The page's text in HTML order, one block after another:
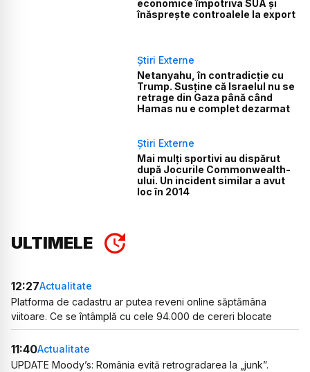
economice împotriva SUA și
înăsprește controalele la export
Știri Externe
Netanyahu, în contradicție cu
Trump. Susține că Israelul nu se
retrage din Gaza până când
Hamas nu e complet dezarmat
Știri Externe
Mai mulți sportivi au dispărut
după Jocurile Commonwealth-
ului. Un incident similar a avut
loc în 2014
ULTIMELE
12:27Actualitate
Platforma de cadastru ar putea reveni online săptămâna
viitoare. Ce se întâmplă cu cele 94.000 de cereri blocate
11:40Actualitate
UPDATE Moody’s: România evită retrogradarea la „junk”.